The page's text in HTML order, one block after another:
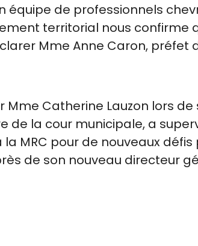
équipe de professionnels
territorial nous confirme
Mme Anne Caron, préfet
Catherine Lauzon lors de
la cour municipale, a
MRC pour de nouveaux
de son nouveau directeur